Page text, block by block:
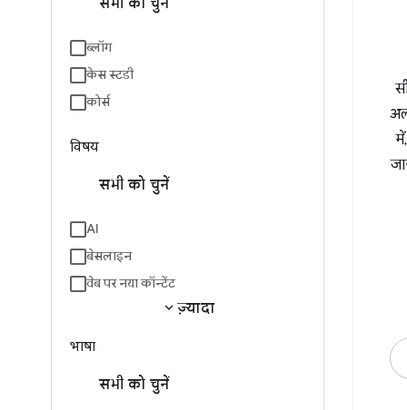
सभी को चुनें
ब्लॉग
केस स्टडी
कोर्स
विषय
सभी को चुनें
AI
बेसलाइन
वेब पर नया कॉन्टेंट
expand_more ज़्यादा
भाषा
सभी को चुनें